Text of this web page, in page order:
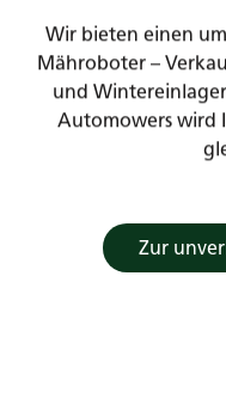
Wir bieten einen
Mähroboter –
und
Automowers wird
Zur